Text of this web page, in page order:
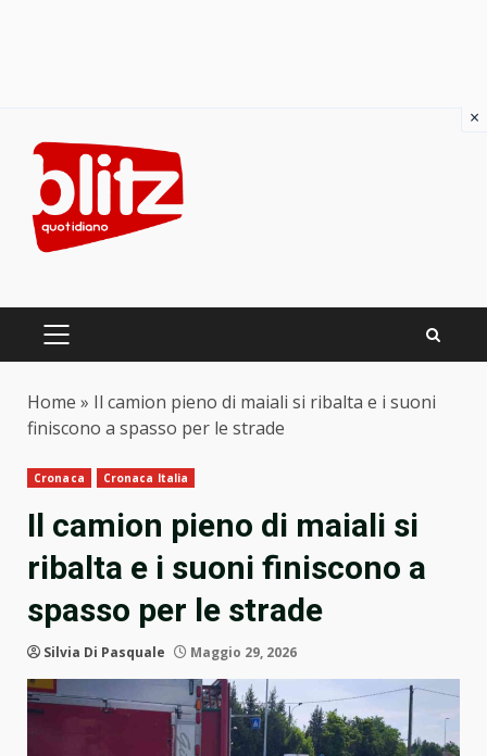
content
PRIMARY
Home » Il camion pieno di maiali si ribalta e i suoni
finiscono a spasso per le strade
Cronaca Cronaca Italia
Il camion pieno di maiali si
ribalta e i suoni finiscono a
spasso per le strade
Silvia Di Pasquale Maggio 29, 2026
×